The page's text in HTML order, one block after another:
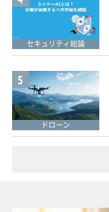
セキュリティ総論
5
ドローン